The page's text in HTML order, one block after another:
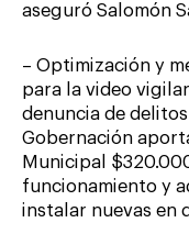
aseguró Salomón
– Optimización y
para la video
denuncia de
Gobernación
Municipal
funcionamiento y
instalar nuevas en